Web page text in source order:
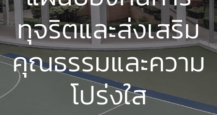
ทุจริตและส่งเสริม
คุณธรรมและความ
โปร่งใส